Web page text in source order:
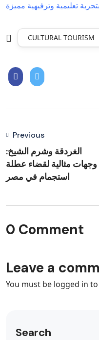
بتجربة تعليمية وترفيهية مميزة
CULTURAL TOURISM
Previous
الغردقة وشرم الشيخ:
وجهات مثالية لقضاء عطلة
استجمام في مصر
0 Comment
Leave a
You must be logged in
Search